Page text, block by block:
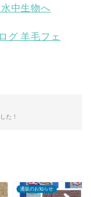
た！
通販のお知らせ